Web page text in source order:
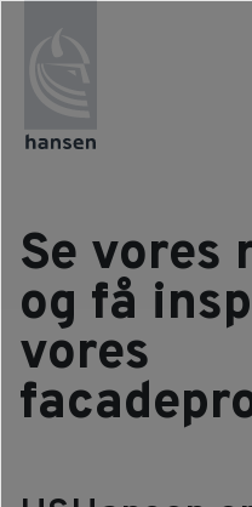
Se vores
og få
vores